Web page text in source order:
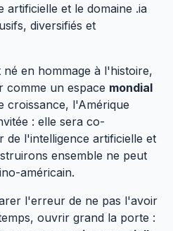
artificielle et le domaine .ia
diversifiés et
en hommage à l'histoire,
comme un espace mondial
croissance, l'Amérique
: elle sera co-
de l'intelligence artificielle et
ensemble ne peut
américain.
l'erreur de ne pas l'avoir
ouvrir grand la porte :